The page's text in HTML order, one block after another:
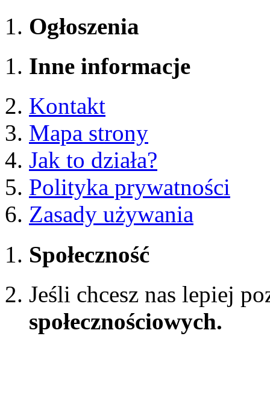
Ogłoszenia
Inne informacje
Kontakt
Mapa strony
Jak to działa?
Polityka prywatności
Zasady używania
Społeczność
Jeśli chcesz nas lepiej
społecznościowych.